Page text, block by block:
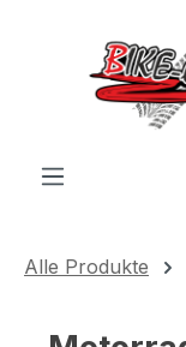
Zum Hauptinhalt
Alle Produkte